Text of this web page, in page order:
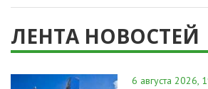
ЛЕНТА НОВОСТЕЙ
6 августа 2026,